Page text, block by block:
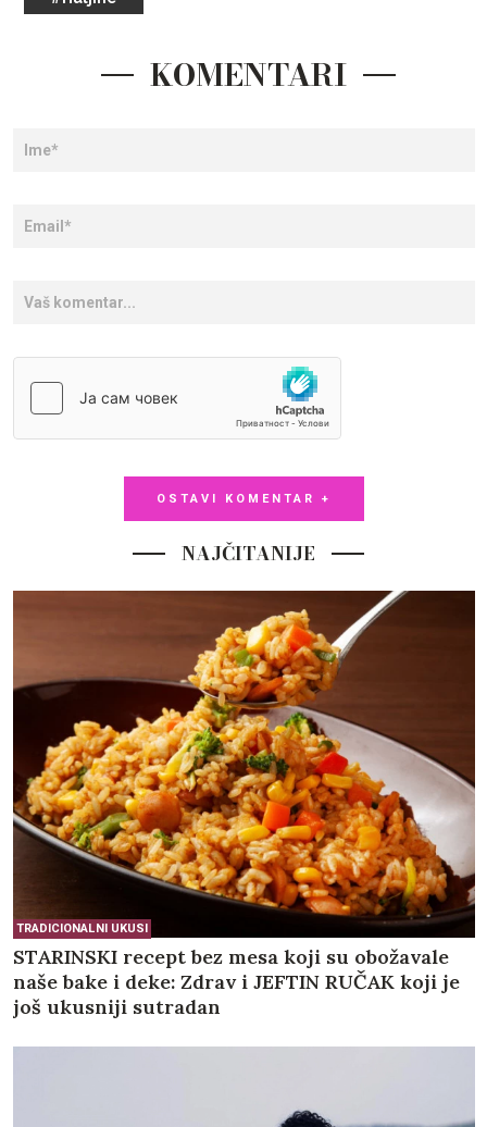
KOMENTARI
OSTAVI KOMENTAR +
NAJČITANIJE
TRADICIONALNI UKUSI
STARINSKI recept bez mesa koji su obožavale
naše bake i deke: Zdrav i JEFTIN RUČAK koji je
još ukusniji sutradan